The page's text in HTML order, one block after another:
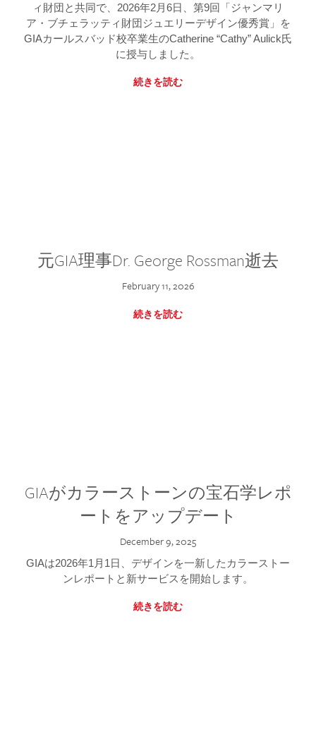
ィ財団と共同で、2026年2月6日、第9回「ジャンマリ
ア・ブチェラッティ財団ジュエリーデザイン優秀賞」を
GIAカールスバッド校卒業生のCatherine “Cathy” Aulick氏
に授与しました。
続きを読む
元GIA理事Dr. George Rossman逝去
February 11, 2026
続きを読む
GIAがカラーストーンの宝石学レポ
ートをアップデート
December 9, 2025
GIAは2026年1月1日、デザインを一新したカラーストー
ンレポートと新サービスを開始します。
続きを読む